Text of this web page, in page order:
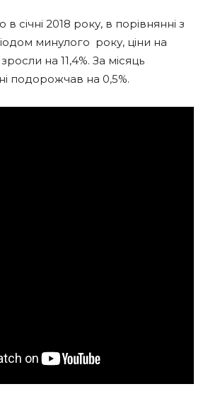
в січні 2018 року, в порівнянні з
минулого року, ціни на
на 11,4%. За місяць
подорожчав на 0,5%.